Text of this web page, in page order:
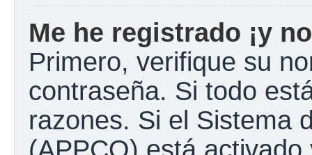
Me he registrado ¡y
Primero, verifique su
contraseña. Si todo
razones. Si el Sistema